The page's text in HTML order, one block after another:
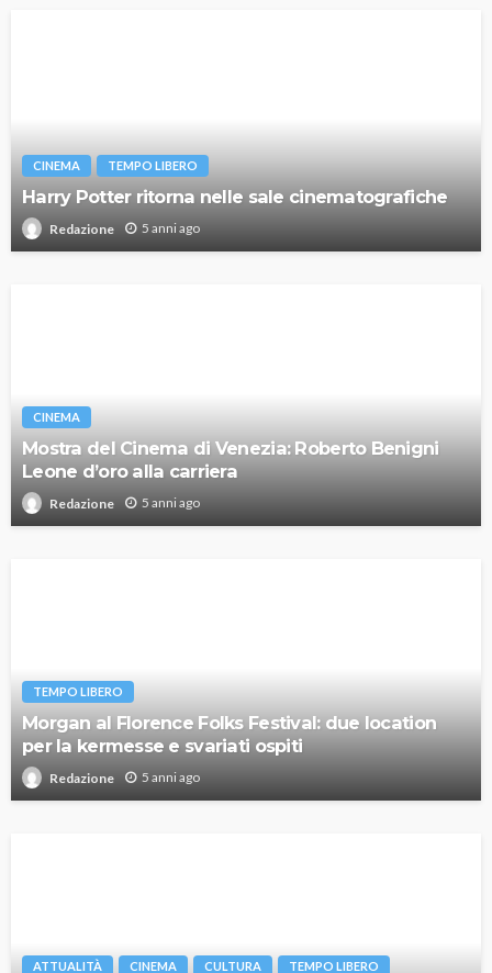
CINEMA TEMPO LIBERO
Harry Potter ritorna nelle sale cinematografiche
Redazione 5 anni ago
CINEMA
Mostra del Cinema di Venezia: Roberto Benigni
Leone d’oro alla carriera
Redazione 5 anni ago
TEMPO LIBERO
Morgan al Florence Folks Festival: due location
per la kermesse e svariati ospiti
Redazione 5 anni ago
ATTUALITÀ CINEMA CULTURA TEMPO LIBERO